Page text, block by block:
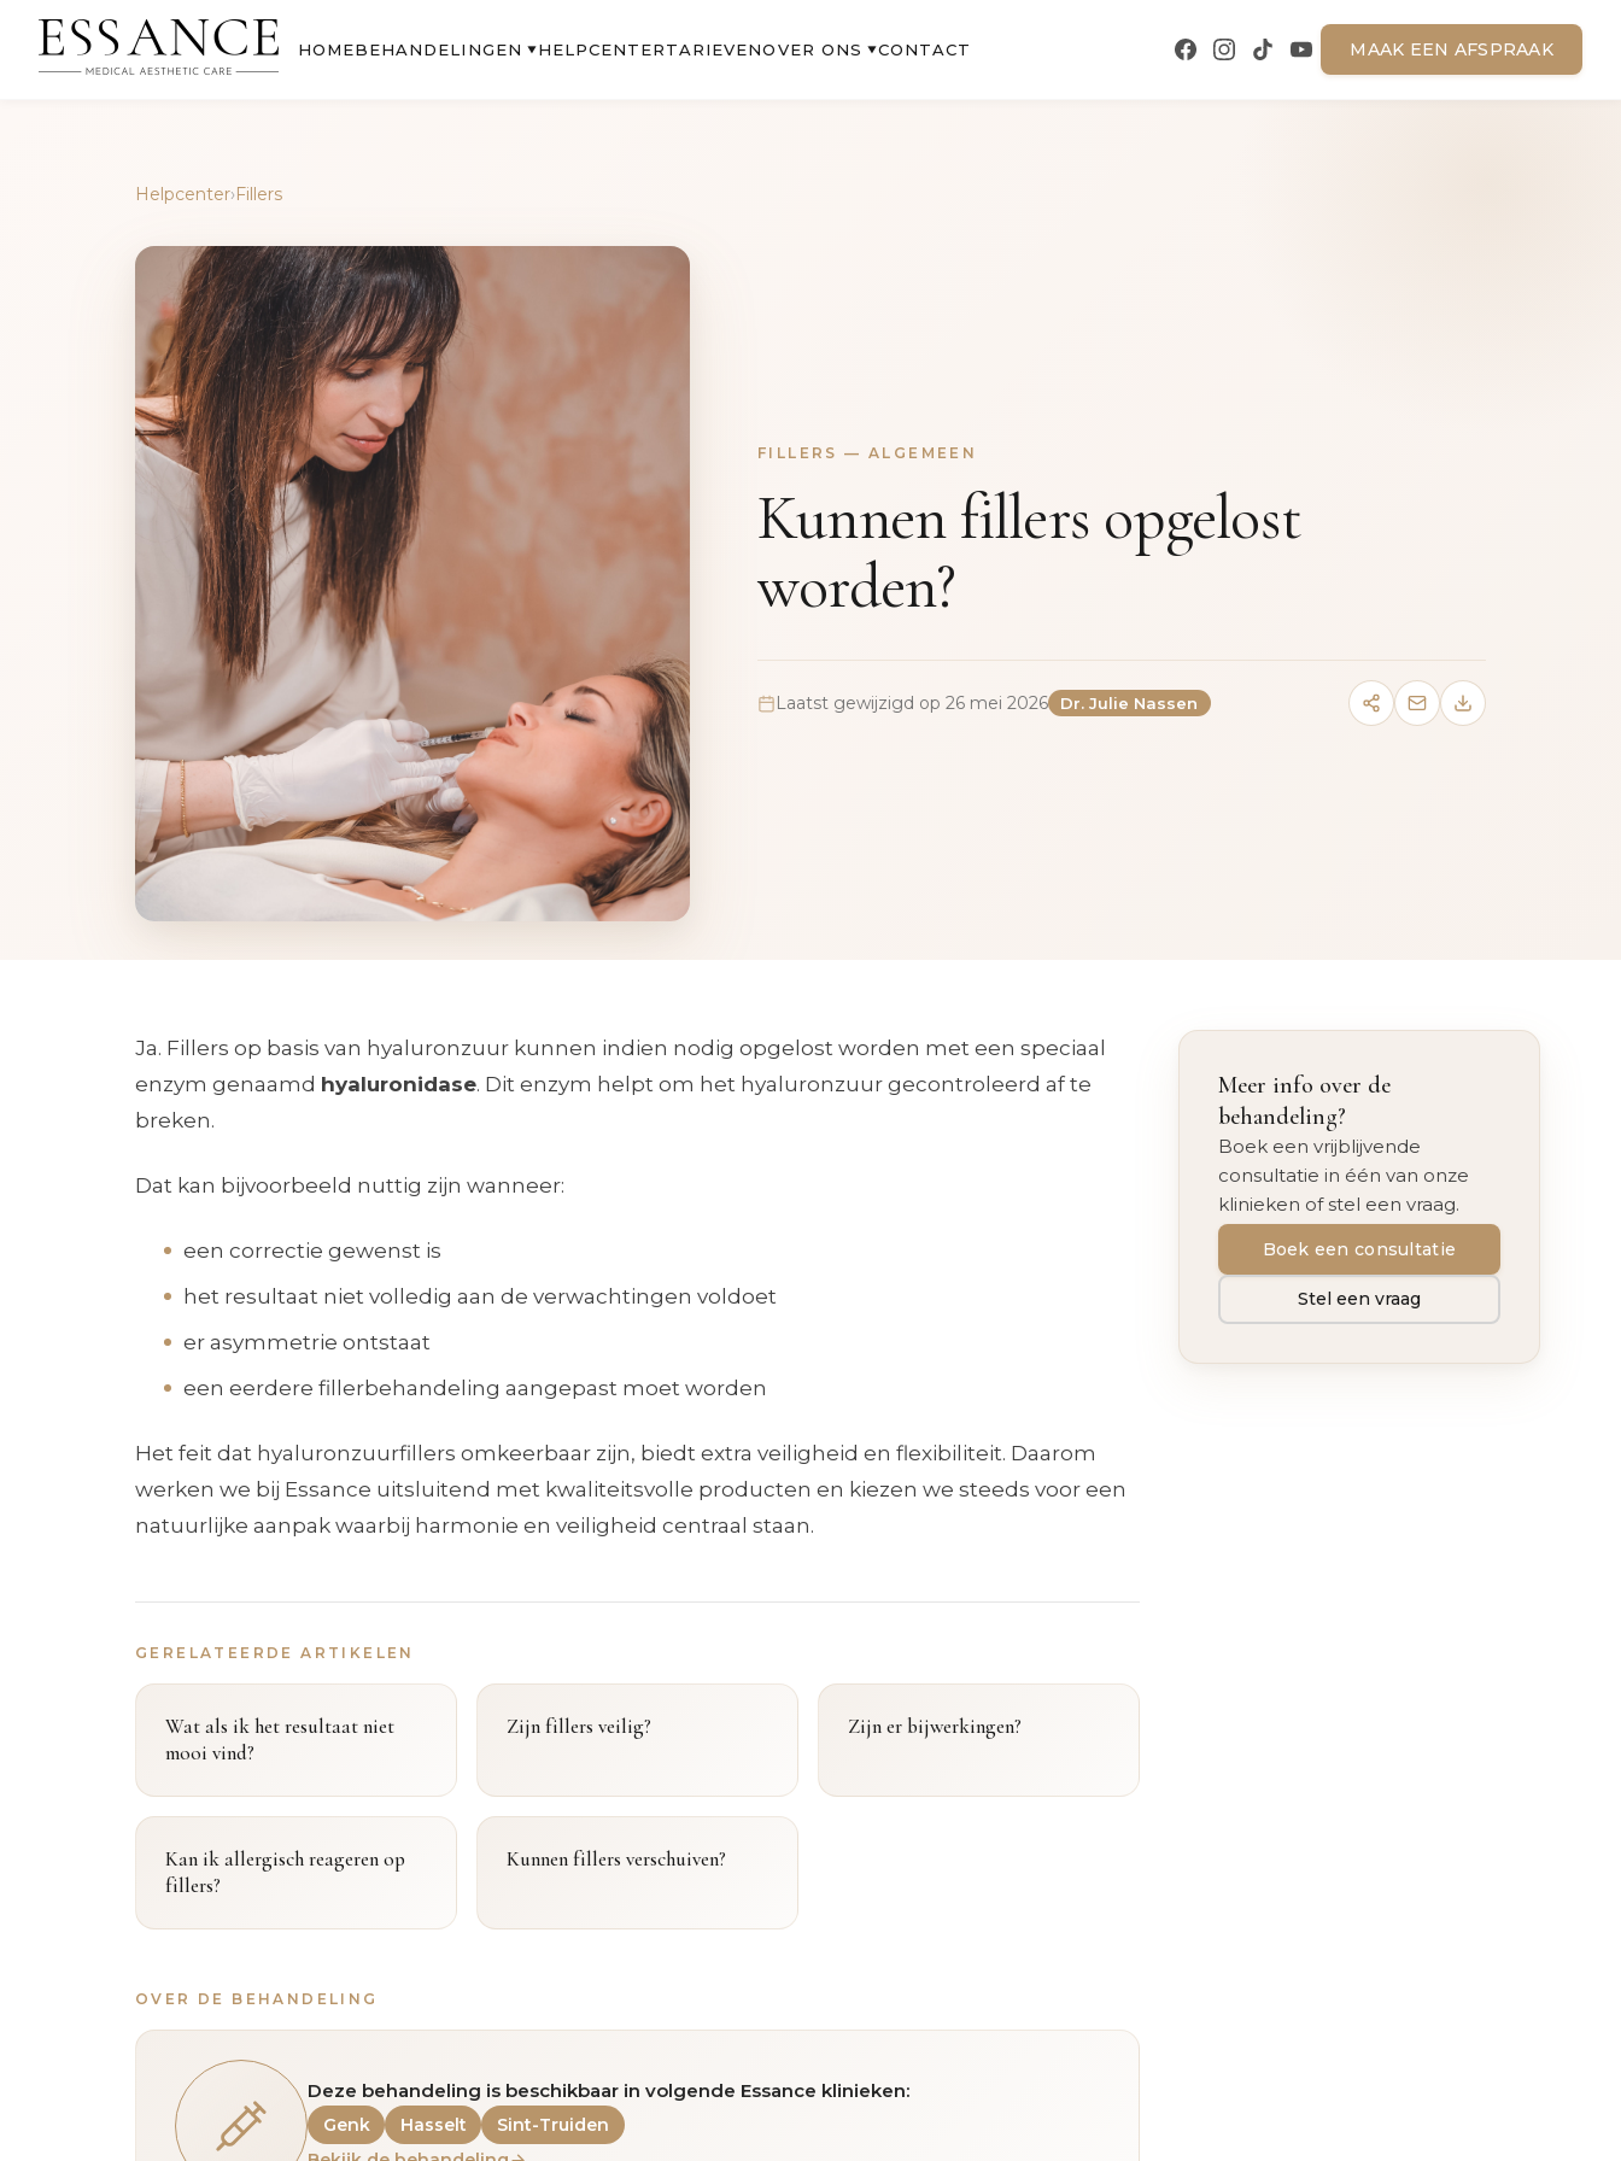
HOMEBEHANDELINGEN ▼ HELPCENTERTARIEVENOVER ONS ▼CONTACT MAAK EEN AFSPRAAK
Helpcenter›Fillers
FILLERS — ALGEMEEN
Kunnen fillers opgelost
worden?
Laatst gewijzigd op 26 mei 2026 Dr. Julie Nassen
Ja. Fillers op basis van hyaluronzuur kunnen indien nodig opgelost worden met een speciaal
enzym genaamd hyaluronidase. Dit enzym helpt om het hyaluronzuur gecontroleerd af te
breken.
Dat kan bijvoorbeeld nuttig zijn wanneer:
een correctie gewenst is
het resultaat niet volledig aan de verwachtingen voldoet
er asymmetrie ontstaat
een eerdere fillerbehandeling aangepast moet worden
Het feit dat hyaluronzuurfillers omkeerbaar zijn, biedt extra veiligheid en flexibiliteit. Daarom
werken we bij Essance uitsluitend met kwaliteitsvolle producten en kiezen we steeds voor een
natuurlijke aanpak waarbij harmonie en veiligheid centraal staan.
GERELATEERDE ARTIKELEN
Wat als ik het resultaat niet
mooi vind?
Zijn fillers veilig? Zijn er bijwerkingen?
Kan ik allergisch reageren op
fillers?
Kunnen fillers verschuiven?
OVER DE BEHANDELING
Deze behandeling is beschikbaar in volgende Essance klinieken:
Genk Hasselt
Sint-Truiden
Meer info over de
behandeling?
Boek een vrijblijvende
consultatie in één van onze
klinieken of stel een vraag.
Boek een consultatie
Stel een vraag